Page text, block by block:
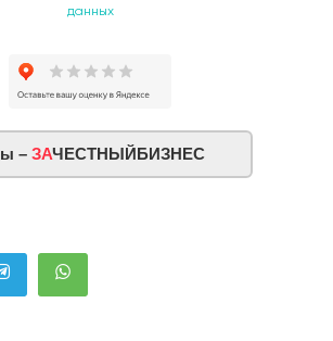
данных
– ЗАЧЕСТНЫЙБИЗНЕС